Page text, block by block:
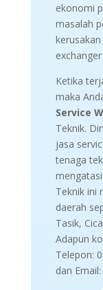
ekonomi
masalah
Ketika
maka
Service
Teknik.
jasa
tenaga
Teknik ini
daerah
Tasik,
Adapun
Telepon:
dan Email: